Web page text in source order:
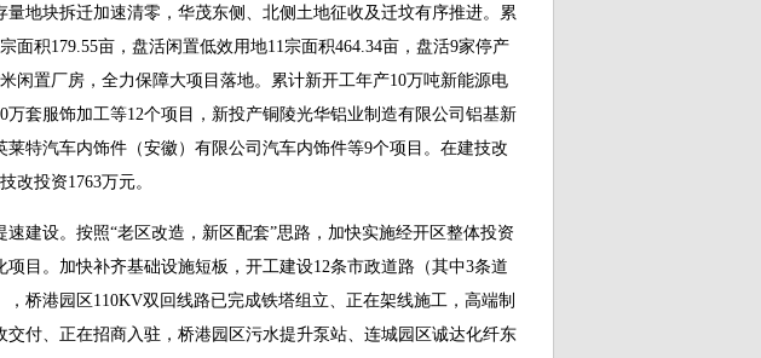
量地块拆迁加速清零，华茂东侧、北侧土地征收及迁坟有序推进。累
面积179.55亩，盘活闲置低效用地11宗面积464.34亩，盘活9家停产
闲置厂房，全力保障大项目落地。累计新开工年产10万吨新能源电
万套服饰加工等12个项目，新投产铜陵光华铝业制造有限公司铝基新
莱特汽车内饰件（安徽）有限公司汽车内饰件等9个项目。在建技改
改投资1763万元。
设。按照“老区改造，新区配套”思路，加快实施经开区整体投资
项目。加快补齐基础设施短板，开工建设12条市政道路（其中3条道
，桥港园区110KV双回线路已完成铁塔组立、正在架线施工，高端制
交付、正在招商入驻，桥港园区污水提升泵站、连城园区诚达化纤东